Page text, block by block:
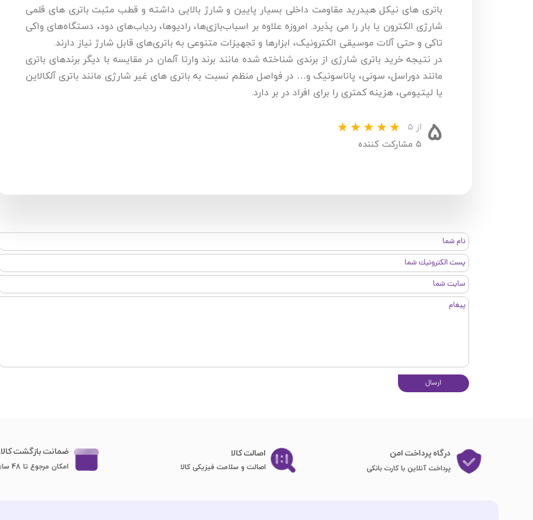
باتری های نیکل هیدرید مقاومت داخلی بسیار پایین و شارژ بالایی داشته و قطب مثبت باتری های قلمی
شارژی الکترون یا بار را می پذیرد. امروزه علاوه بر اسباب‌بازی‌ها، رادیوها، ردیاب‌های دود، دستگاه‌های واکی
تاکی و حتی آلات موسیقی الکترونیک، ابزارها و تجهیزات متنوعی به باتری‌های قابل شارژ نیاز دارند.
در نتیجه خرید باتری شارژی از برندی شناخته شده مانند برند وارتا آلمان در مقایسه با دیگر برندهای باتری
مانند دوراسل، سونی، پاناسونیک و… در فواصل منظم نسبت به باتری های غیر شارژی مانند باتری آلکالاین
یا لیتیومی، هزینه کمتری را برای افراد در بر دارد.
۵ از ۵
۵ مشارکت کننده
ارسال
درگاه پرداخت امن
پرداخت آنلاین با کارت بانکی
اصا​​​​​​​لت کالا
اصالت و سلامت فیزیکی کالا
ضمانت بازگشت کالا
امکان مرجوع تا 48 ساعت